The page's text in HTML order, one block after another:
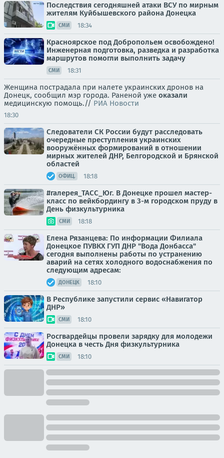
Последствия сегодняшней атаки ВСУ по мирным
жителям Куйбышевского района Донецка
СМИ 18:34
Красноярское под Добропольем освобождено!
Инженерная подготовка, разведка и разработка
маршрутов помогли выполнить задачу
СМИ 18:31
Женщина пострадала при налете украинских дронов на
Донецк, сообщил мэр города. Раненой уже оказали
медицинскую помощь.// РИА Новости
18:30
Следователи СК России будут расследовать
очередные преступления украинских
вооружённых формирований в отношении
мирных жителей ДНР, Белгородской и Брянской
областей
ОФИЦ. 18:18
#галерея_ТАСС_Юг. В Донецке прошел мастер-
класс по вейкбордингу в 3-м городском пруду в
День физкультурника
СМИ 18:18
Елена Рязанцева: По информации Филиала
Донецкое ПУВКХ ГУП ДНР "Вода Донбасса"
сегодня выполнены работы по устранению
аварий на сетях холодного водоснабжения по
следующим адресам:
ДОНЕЦК 18:10
В Республике запустили сервис «Навигатор
ДНР»
СМИ 18:10
Росгвардейцы провели зарядку для молодежи
Донецка в честь Дня физкультурника
СМИ 18:10